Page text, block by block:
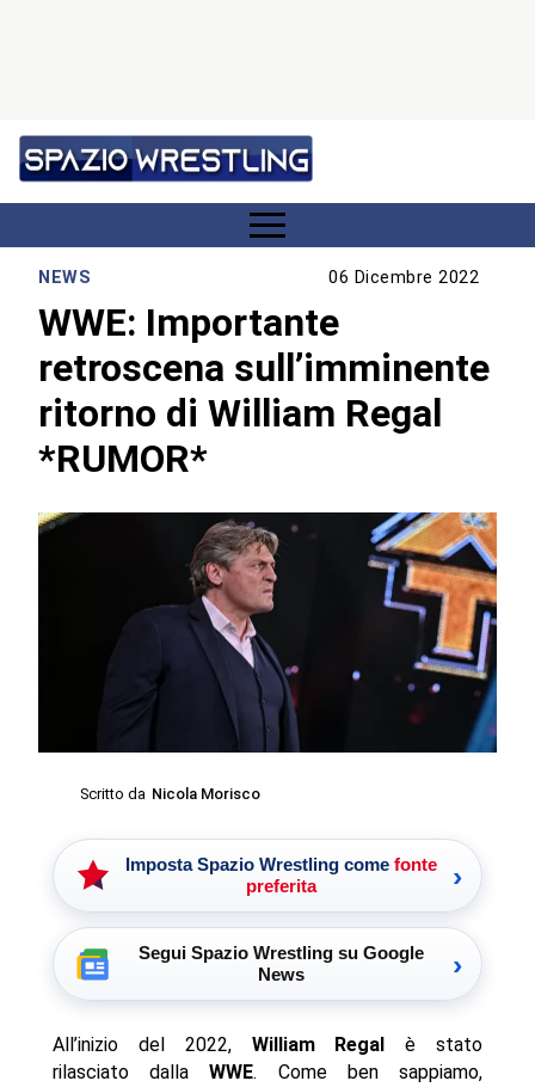
NEWS 06 Dicembre 2022
WWE: Importante
retroscena sull’imminente
ritorno di William Regal
*RUMOR*
Scritto da Nicola Morisco
Imposta Spazio Wrestling come fonte
preferita
›
Segui Spazio Wrestling su Google
News
›
All’inizio del 2022, William Regalè stato
rilasciato dallaWWE. Come ben sappiamo,